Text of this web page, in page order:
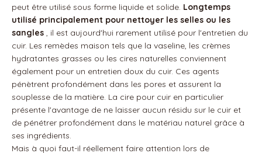
peut être utilisé sous forme liquide et solide. Longtemps
utilisé principalement pour nettoyer les selles ou les
sangles , il est aujourd'hui rarement utilisé pour l'entretien du
cuir. Les remèdes maison tels que la vaseline, les crèmes
hydratantes grasses ou les cires naturelles conviennent
également pour un entretien doux du cuir. Ces agents
pénètrent profondément dans les pores et assurent la
souplesse de la matière. La cire pour cuir en particulier
présente l'avantage de ne laisser aucun résidu sur le cuir et
de pénétrer profondément dans le matériau naturel grâce à
ses ingrédients.
Mais à quoi faut-il réellement faire attention lors de